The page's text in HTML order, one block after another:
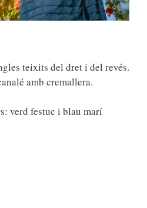
teixits del dret i del revés.
amb cremallera.
verd festuc i blau marí